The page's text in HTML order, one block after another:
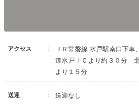
アクセス
ＪＲ常磐線 水戸駅南口下
道水戸ＩＣより約３０分
より１５分
送迎 送迎なし